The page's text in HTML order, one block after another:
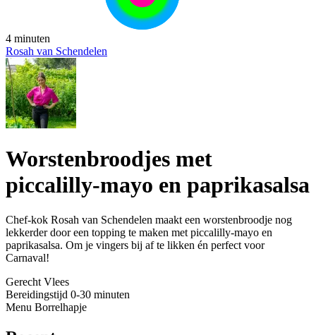
4 minuten
Rosah van Schendelen
Worstenbroodjes met
piccalilly-mayo en paprikasalsa
Chef-kok Rosah van Schendelen maakt een worstenbroodje nog
lekkerder door een topping te maken met piccalilly-mayo en
paprikasalsa. Om je vingers bij af te likken én perfect voor
Carnaval!
Gerecht Vlees
Bereidingstijd 0-30 minuten
Menu Borrelhapje